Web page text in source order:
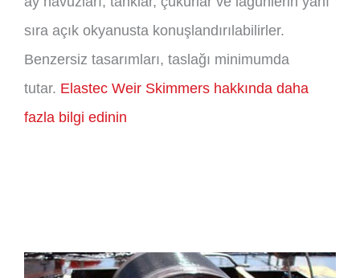
sıra açık okyanusta konuşlandırılabilirler.
Benzersiz tasarımları, taslağı minimumda
tutar. Elastec Weir Skimmers hakkında daha
fazla bilgi edinin